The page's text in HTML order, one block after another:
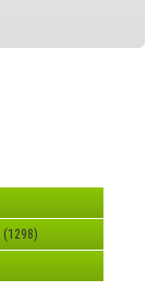
(1298)